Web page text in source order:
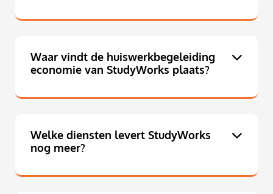
Waar vindt de huiswerkbegeleiding
economie van StudyWorks plaats?
Welke diensten levert StudyWorks
nog meer?